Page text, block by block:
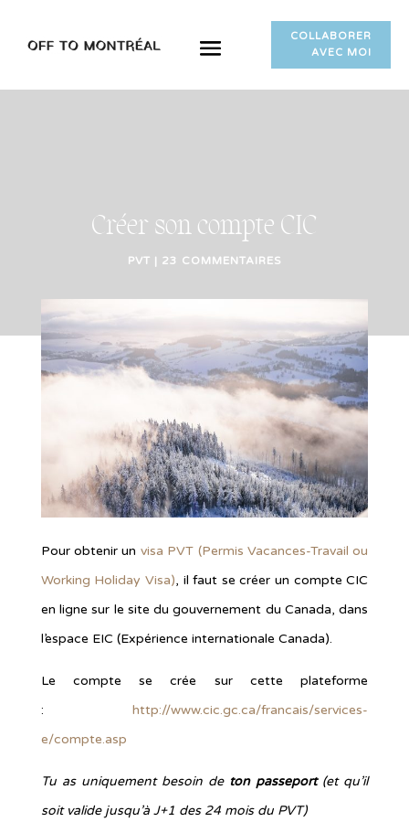
COLLABORER
AVEC MOI
Créer son compte CIC
PVT | 23 COMMENTAIRES
Pour obtenir un visa PVT (Permis Vacances-Travail ou
Working Holiday Visa), il faut se créer un compte CIC
en ligne sur le site du gouvernement du Canada, dans
l’espace EIC (Expérience internationale Canada).
Le compte se crée sur cette plateforme
:http://www.cic.gc.ca/francais/services-
e/compte.asp
Tu as uniquement besoin de ton passeport(et qu’il
soit valide jusqu’à J+1 des 24 mois du PVT)